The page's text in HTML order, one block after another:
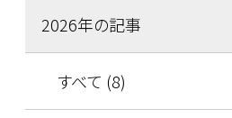
2026年の記事
すべて (8)